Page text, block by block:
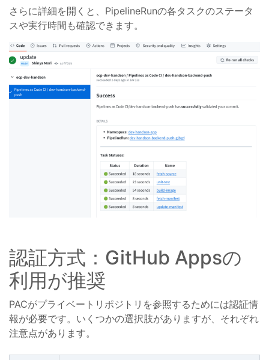
さらに詳細を開くと、PipelineRunの各タスクのステータ
スや実行時間も確認できます。
認証方式：GitHub Appsの
利用が推奨
PACがプライベートリポジトリを参照するためには認証情
報が必要です。いくつかの選択肢がありますが、それぞれ
注意点があります。